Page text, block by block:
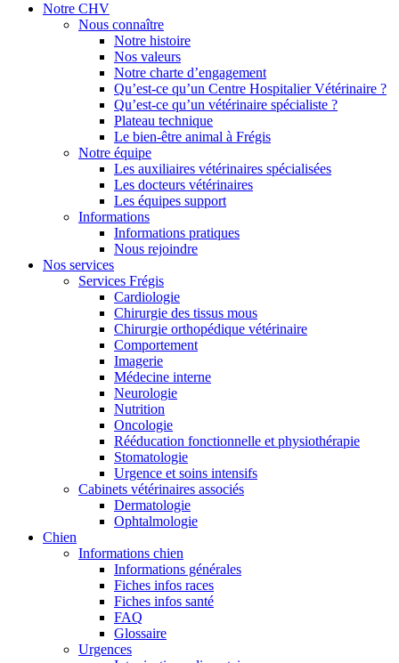
Notre CHV
Nous connaître
Notre histoire
Nos valeurs
Notre charte d’engagement
Qu’est-ce qu’un Centre Hospitalier Vétérinaire ?
Qu’est-ce qu’un vétérinaire spécialiste ?
Plateau technique
Le bien-être animal à Frégis
Notre équipe
Les auxiliaires vétérinaires spécialisées
Les docteurs vétérinaires
Les équipes support
Informations
Informations pratiques
Nous rejoindre
Nos services
Services Frégis
Cardiologie
Chirurgie des tissus mous
Chirurgie orthopédique vétérinaire
Comportement
Imagerie
Médecine interne
Neurologie
Nutrition
Oncologie
Rééducation fonctionnelle et physiothérapie
Stomatologie
Urgence et soins intensifs
Cabinets vétérinaires associés
Dermatologie
Ophtalmologie
Chien
Informations chien
Informations générales
Fiches infos races
Fiches infos santé
FAQ
Glossaire
Urgences